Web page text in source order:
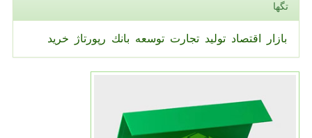
تگها
بازار اقتصاد تولید تجارت توسعه بانك رپورتاژ خرید